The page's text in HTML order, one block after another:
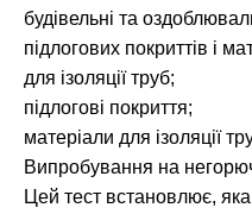
будівельні та
підлогових покриттів і
для ізоляції труб;
підлогові покриття;
матеріали для ізоляції
Випробування на
Цей тест встановлює,